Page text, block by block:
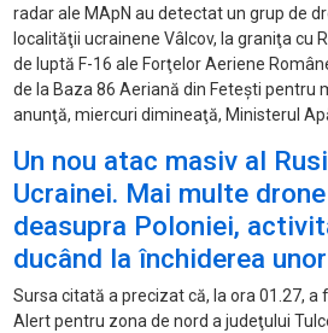
radar ale MApN au detectat un grup de
localităţii ucrainene Vâlcov, la graniţa cu
de luptă F-16 ale Forţelor Aeriene
de la Baza 86 Aeriană din Feteşti pentru
anunţă, miercuri dimineaţă, Ministerul
Un nou atac masiv al
Ucrainei. Mai multe
deasupra Poloniei,
ducând la închiderea
Sursa citată a precizat că, la ora 01.27,
Alert pentru zona de nord a judeţului